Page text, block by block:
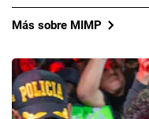
Más sobre MIMP